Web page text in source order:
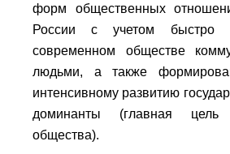
форм общественных
России с учетом быстро
современном обществе
людьми, а также
интенсивному развитию
доминанты (главная цель
общества).